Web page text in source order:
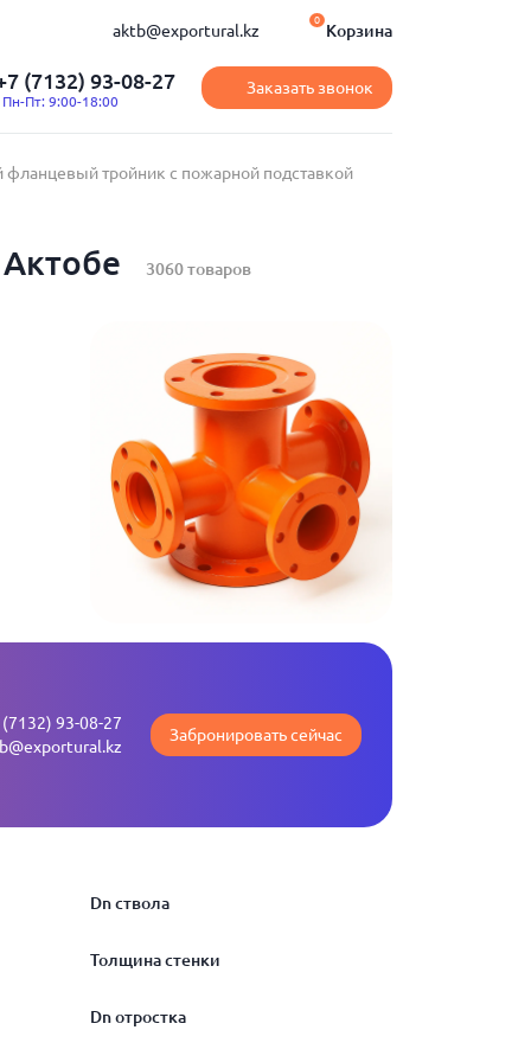
aktb@exportural.kz Корзина
0
(7132) 93-08-27
Пн-Пт: 9:00-18:00
Заказать звонок
фланцевый тройник с пожарной подставкой
3060 товаров
93-08-27
Забронировать сейчас
Dn ствола
Толщина стенки
Dn отростка